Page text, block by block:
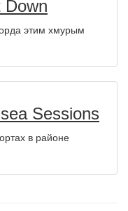
этим хмурым
Sessions
в районе